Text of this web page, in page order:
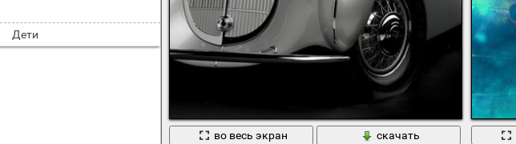
Дети
во весь экран
скачать